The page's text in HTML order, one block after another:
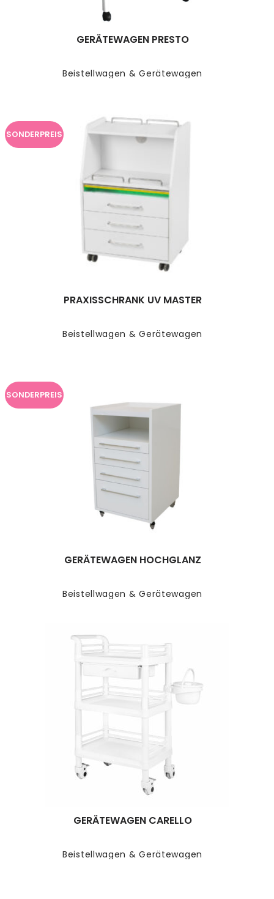
Beistellwagen & Gerätewagen
GERÄTEWAGEN PRESTO
SONDERPREIS
Beistellwagen & Gerätewagen
PRAXISSCHRANK UV MASTER
SONDERPREIS
Beistellwagen & Gerätewagen
GERÄTEWAGEN HOCHGLANZ
Beistellwagen & Gerätewagen
GERÄTEWAGEN CARELLO